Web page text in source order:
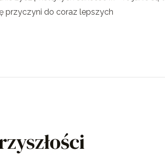
przyczyni do coraz lepszych